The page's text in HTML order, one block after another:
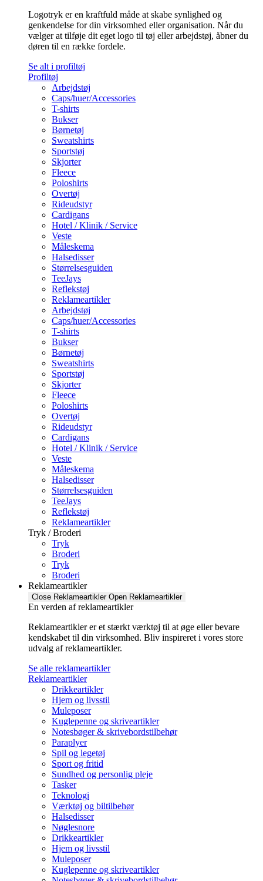
Logotryk er en kraftfuld måde at skabe synlighed og
genkendelse for din virksomhed eller organisation. Når du
vælger at tilføje dit eget logo til tøj eller arbejdstøj, åbner du
døren til en række fordele.
Se alt i profiltøj
Profiltøj
Arbejdstøj
Caps/huer/Accessories
T-shirts
Bukser
Børnetøj
Sweatshirts
Sportstøj
Skjorter
Fleece
Poloshirts
Overtøj
Rideudstyr
Cardigans
Hotel / Klinik / Service
Veste
Måleskema
Halsedisser
Størrelsesguiden
TeeJays
Reflekstøj
Reklameartikler
Arbejdstøj
Caps/huer/Accessories
T-shirts
Bukser
Børnetøj
Sweatshirts
Sportstøj
Skjorter
Fleece
Poloshirts
Overtøj
Rideudstyr
Cardigans
Hotel / Klinik / Service
Veste
Måleskema
Halsedisser
Størrelsesguiden
TeeJays
Reflekstøj
Reklameartikler
Tryk / Broderi
Tryk
Broderi
Tryk
Broderi
Reklameartikler
Close Reklameartikler Open Reklameartikler
En verden af reklameartikler ​
Reklameartikler er et stærkt værktøj til at øge eller bevare
kendskabet til din virksomhed. Bliv inspireret i vores store
udvalg af reklameartikler.
Se alle reklameartikler
Reklameartikler
Drikkeartikler
Hjem og livsstil
Muleposer
Kuglepenne og skriveartikler
Notesbøger & skrivebordstilbehør
Paraplyer
Spil og legetøj
Sport og fritid
Sundhed og personlig pleje
Tasker
Teknologi
Værktøj og biltilbehør
Halsedisser
Nøglesnore
Drikkeartikler
Hjem og livsstil
Muleposer
Kuglepenne og skriveartikler